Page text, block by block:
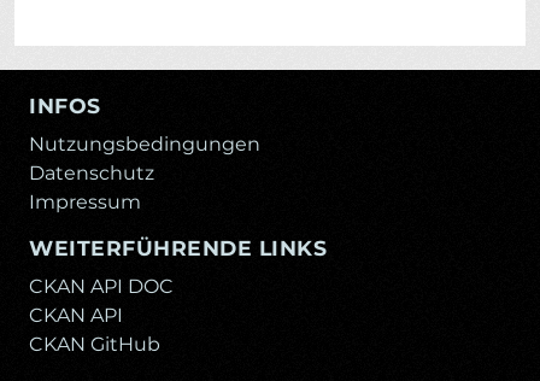
INFOS
Nutzungsbedingungen
Datenschutz
Impressum
WEITERFÜHRENDE LINKS
CKAN API DOC
CKAN API
CKAN GitHub